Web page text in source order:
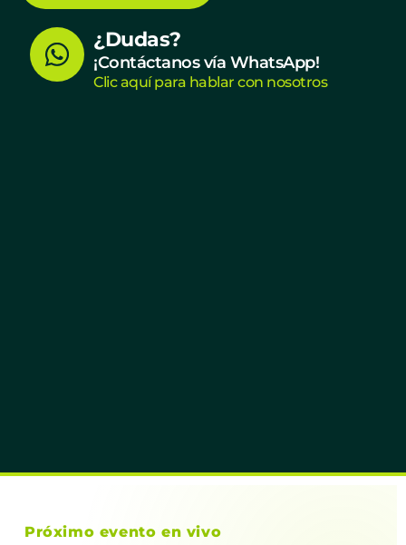
W
h
¿Dudas?
¡Contáctanos vía WhatsApp!
Clic aquí para hablar con nosotros
Próximo evento en vivo